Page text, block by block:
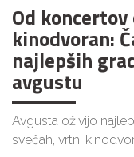
Od
kinodvoran:
najlepših
avgustu
Avgusta oživijo
svečah, vrtni